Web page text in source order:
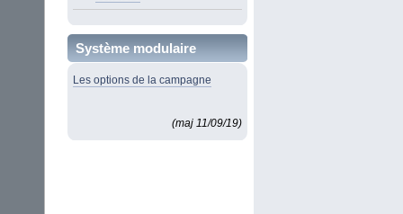
Système modulaire
Les options de la campagne
(maj 11/09/19)